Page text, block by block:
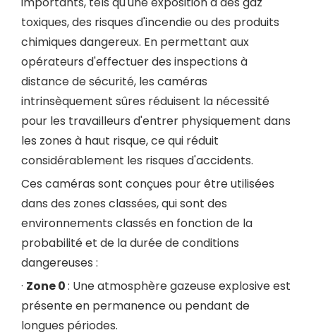
toxiques, des risques d'incendie ou des produits
chimiques dangereux. En permettant aux
opérateurs d'effectuer des inspections à
distance de sécurité, les caméras
intrinsèquement sûres réduisent la nécessité
pour les travailleurs d'entrer physiquement dans
les zones à haut risque, ce qui réduit
considérablement les risques d'accidents.
Ces caméras sont conçues pour être utilisées
dans des zones classées, qui sont des
environnements classés en fonction de la
probabilité et de la durée de conditions
dangereuses :
· Zone 0: Une atmosphère gazeuse explosive est
présente en permanence ou pendant de
longues périodes.